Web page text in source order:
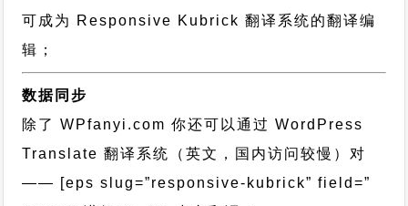
可成为 Responsive Kubrick 翻译系统的翻译编
辑；
数据同步
除了 WPfanyi.com 你还可以通过WordPress
Translate 翻译系统（英文，国内访问较慢）对
—— [eps slug=”responsive-kubrick” field=”